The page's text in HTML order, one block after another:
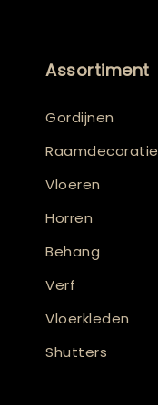
Assortiment
Gordijnen
Raamdecoratie
Vloeren
Horren
Behang
Verf
Vloerkleden
Shutters